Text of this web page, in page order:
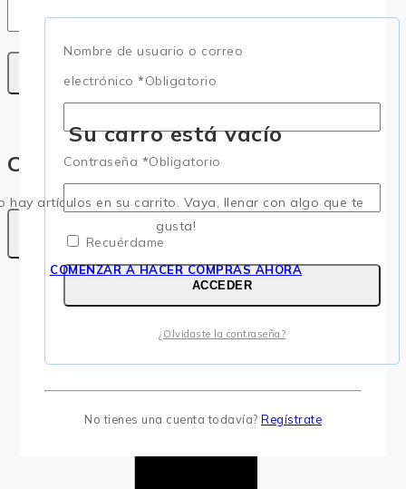
Compartir
Nombre de usuario o correo
electrónico *Obligatorio
Contraseña *Obligatorio
Recuérdame
ACCEDER
¿Olvidaste la contraseña?
No tienes una cuenta todavía? Regístrate
Su carro está vacío
hay artículos en su carrito. Vaya, llenar con algo que te
gusta!
COMENZAR A HACER COMPRAS AHORA